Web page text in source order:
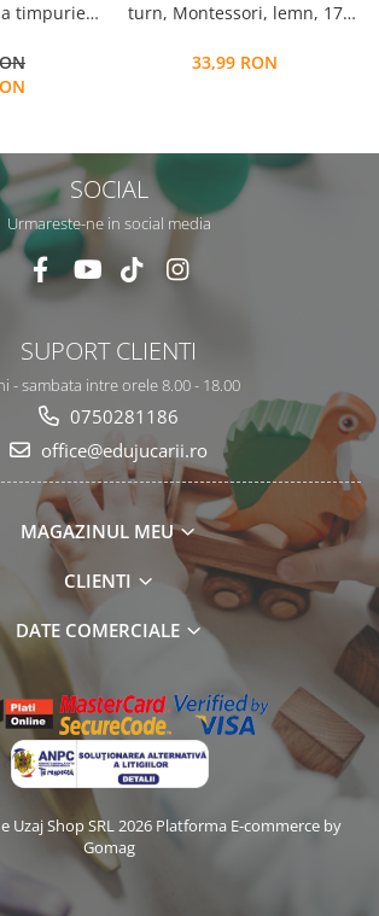
timpurie
turn, Montessori, lemn, 17
EduJucarii
33,99 RON
SOCIAL
Urmareste-ne in social media
SUPORT CLIENTI
- sambata intre orele 8.00 - 18.00
0750281186
office@edujucarii.ro
MAGAZINUL MEU
CLIENTI
DATE COMERCIALE
Shop SRL 2026 Platforma E-commerce by
Gomag